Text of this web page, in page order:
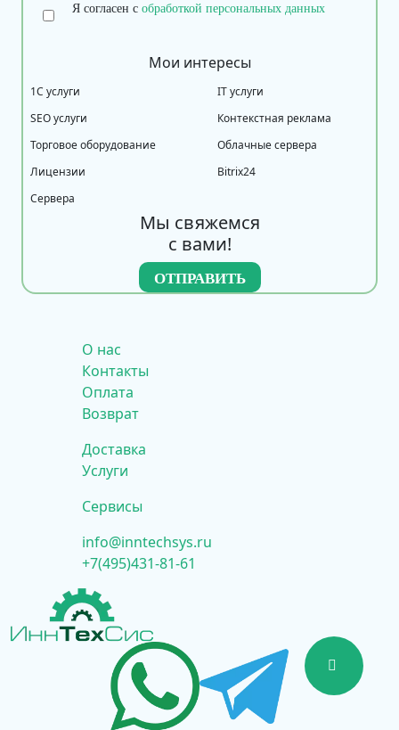
Я согласен с обработкой персональных данных
Мои интересы
1С услуги
IT услуги
SEO услуги
Контекстная реклама
Торговое оборудование
Облачные сервера
Лицензии
Bitrix24
Сервера
Мы свяжемся
с вами!
О нас
Контакты
Оплата
Возврат
Доставка
Услуги
Сервисы
info@inntechsys.ru
+7(495)431-81-61